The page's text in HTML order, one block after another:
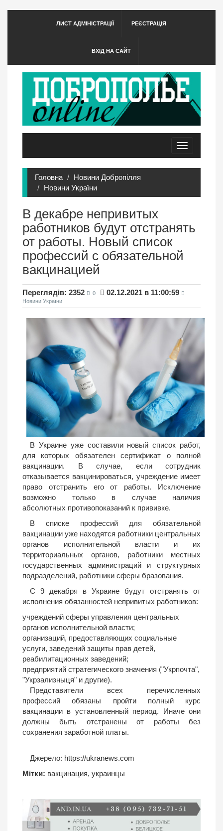
ЛИСТ АДМІНІСТРАЦІЇ РЕЄСТРАЦІЯ
ВХІД НА САЙТ
Toggle
navigation
Головна
Новини Добропілля
Новини України
В декабре непривитых
работников будут отстранять
от работы. Новый список
профессий с обязательной
вакцинацией
Переглядів: 2352 0 02.12.2021 в 11:00:59
Новини України
В Украине уже составили новый список работ,
для которых обязателен сертификат о полной
вакцинации. В случае, если сотрудник
отказывается вакцинироваться, учреждение имеет
право отстранить его от работы. Исключение
возможно только в случае наличия
абсолютных противопоказаний к прививке.
В списке профессий для обязательной
вакцинации уже находятся работники центральных
органов исполнительной власти и их
территориальных органов, работники местных
государственных администраций и структурных
подразделений, работники сферы бразования.
С 9 декабря в Украине будут отстранять от
исполнения обязанностей непривитых работников:
учреждений сферы управления центральных
органов исполнительной власти;
организаций, предоставляющих социальные
услуги, заведений защиты прав детей,
реабилитационных заведений;
предприятий стратегического значения ("Укрпочта",
"Укрзализныця" и другие).
Представители всех перечисленных
профессий обязаны пройти полный курс
вакцинации в установленный период. Иначе они
должны быть отстранены от работы без
сохранения заработной платы.
Джерело: https://ukranews.com
Мітки: вакцинация, украинцы